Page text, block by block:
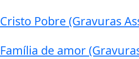
Cristo Pobre (Gravuras
Família de amor